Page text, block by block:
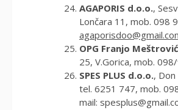
AGAPORIS d.o.o.,
Lončara 11, mob. 098
OPG Franjo Meštrović
25, V.Gorica, mob.
SPES PLUS d.o.o., Don
tel. 6251 747, mob.
mail: